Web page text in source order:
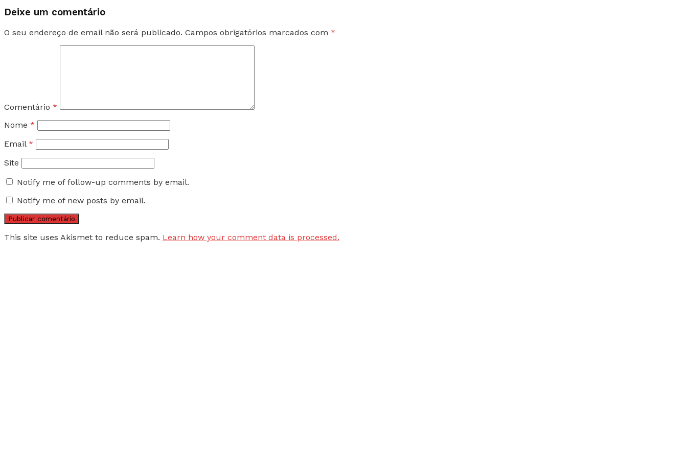
Deixe um comentário
O seu endereço de email não será publicado. Campos obrigatórios marcados com *
Comentário *
Nome *
Email *
Site
Notify me of follow-up comments by email.
Notify me of new posts by email.
This site uses Akismet to reduce spam. Learn how your comment data is processed.